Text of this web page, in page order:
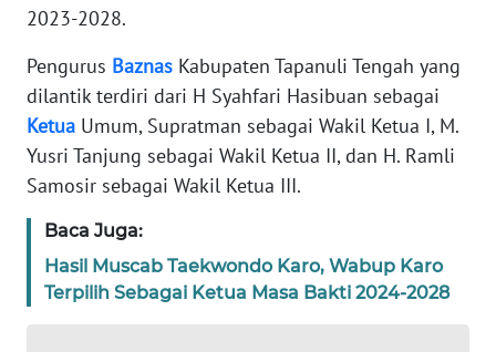
2023-2028.
Pengurus Baznas Kabupaten Tapanuli Tengah yang
dilantik terdiri dari H Syahfari Hasibuan sebagai
Ketua Umum, Supratman sebagai Wakil Ketua I, M.
Yusri Tanjung sebagai Wakil Ketua II, dan H. Ramli
Samosir sebagai Wakil Ketua III.
Baca Juga:
Hasil Muscab Taekwondo Karo, Wabup Karo
Terpilih Sebagai Ketua Masa Bakti 2024-2028
SUMUT
WN
JAKARTA
JABAR
WN